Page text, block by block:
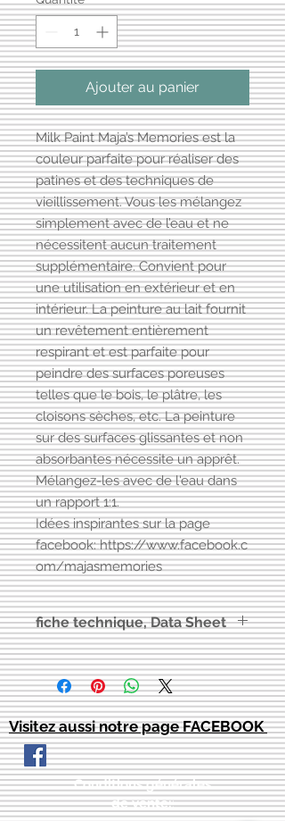
Ajouter au panier
Milk Paint Maja’s Memories est la
couleur parfaite pour réaliser des
patines et des techniques de
vieillissement. Vous les mélangez
simplement avec de l’eau et ne
nécessitent aucun traitement
supplémentaire. Convient pour
une utilisation en extérieur et en
intérieur. La peinture au lait fournit
un revêtement entièrement
respirant et est parfaite pour
peindre des surfaces poreuses
telles que le bois, le plâtre, les
cloisons sèches, etc. La peinture
sur des surfaces glissantes et non
absorbantes nécessite un apprêt.
Mélangez-les avec de l'eau dans
un rapport 1:1.
Idées inspirantes sur la page
facebook: https://www.facebook.c
om/majasmemories
fiche technique, Data Sheet
Versfiche technique Milkpaint
Maja's Memories
Visitez aussi notre page FACEBOOK
Conditions générales
de vente::